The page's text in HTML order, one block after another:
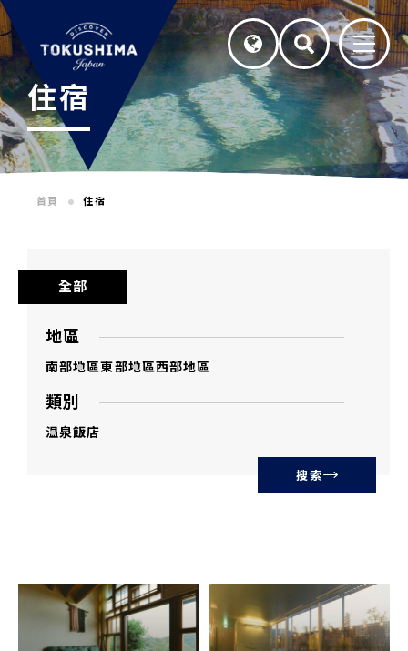
住宿
首頁 住宿
全部
地區
南部地區東部地區西部地區
類別
温泉飯店
搜索